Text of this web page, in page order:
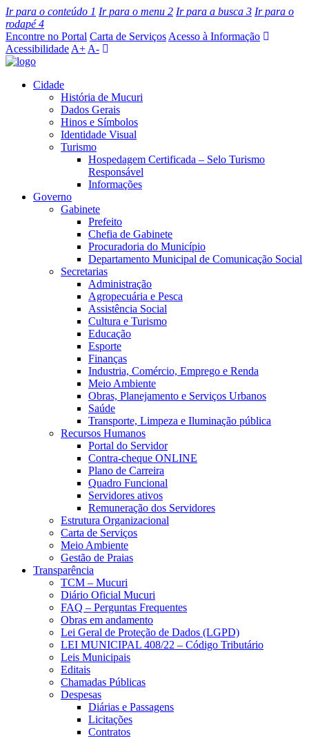
Ir para o conteúdo 1 Ir para o menu 2 Ir para a busca 3 Ir para o
rodapé4
Encontre no Portal Carta de Serviços Acesso à Informação
Acessibilidade A+ A-
Cidade
História de Mucuri
Dados Gerais
Hinos e Símbolos
Identidade Visual
Turismo
Hospedagem Certificada – Selo Turismo
Responsável
Informações
Governo
Gabinete
Prefeito
Chefia de Gabinete
Procuradoria do Município
Departamento Municipal de Comunicação Social
Secretarias
Administração
Agropecuária e Pesca
Assistência Social
Cultura e Turismo
Educação
Esporte
Finanças
Industria, Comércio, Emprego e Renda
Meio Ambiente
Obras, Planejamento e Serviços Urbanos
Saúde
Transporte, Limpeza e Iluminação pública
Recursos Humanos
Portal do Servidor
Contra-cheque ONLINE
Plano de Carreira
Quadro Funcional
Servidores ativos
Remuneração dos Servidores
Estrutura Organizacional
Carta de Serviços
Meio Ambiente
Gestão de Praias
Transparência
TCM – Mucuri
Diário Oficial Mucuri
FAQ – Perguntas Frequentes
Obras em andamento
Lei Geral de Proteção de Dados (LGPD)
LEI MUNICIPAL 408/22 – Código Tributário
Leis Municipais
Editais
Chamadas Públicas
Despesas
Diárias e Passagens
Licitações
Contratos